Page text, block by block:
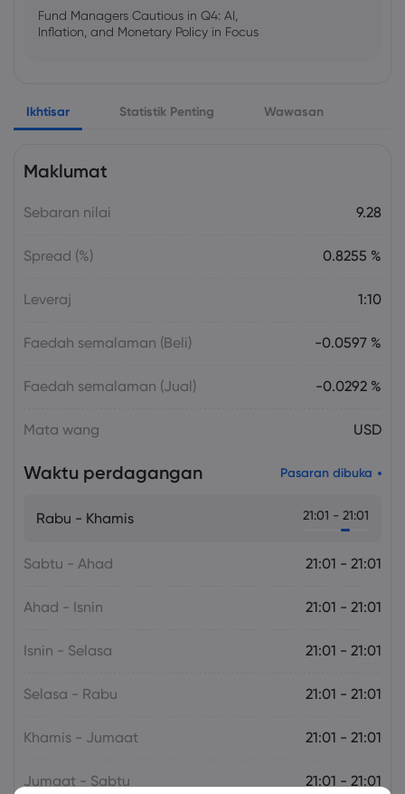
Fund Managers Cautious in Q4: AI,
Inflation, and Monetary Policy in Focus
US Government Shutdown Threatens
October Inflation Data Release
US-EU Relations: Russia Sanctions Unite
Emma Rose
Overheating, U.S. Trade Policy Risk
Ikhtisar Statistik Penting Wawasan
Maklumat
Sebaran nilai 9.28
Spread (%) 0.8255 %
Leveraj 1:10
Faedah semalaman (Beli) -0.0597 %
Faedah semalaman (Jual) -0.0292 %
Mata wang USD
Waktu perdagangan Pasaran dibuka
Rabu - Khamis 21:01 - 21:01
Sabtu - Ahad 21:01 - 21:01
Ahad - Isnin 21:01 - 21:01
Isnin - Selasa 21:01 - 21:01
Selasa - Rabu 21:01 - 21:01
Khamis - Jumaat 21:01 - 21:01
Jumaat - Sabtu 21:01 - 21:01